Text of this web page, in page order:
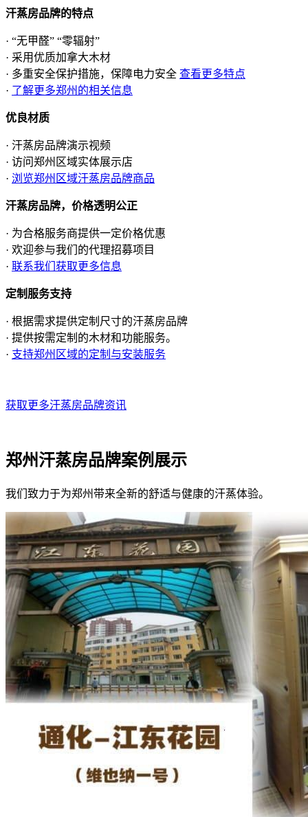
汗蒸房品牌的特点
· “无甲醛” “零辐射”
· 采用优质加拿大木材
· 多重安全保护措施，保障电力安全 查看更多特点
· 了解更多郑州的相关信息
优良材质
· 汗蒸房品牌演示视频
· 访问郑州区域实体展示店
· 浏览郑州区域汗蒸房品牌商品
汗蒸房品牌，价格透明公正
· 为合格服务商提供一定价格优惠
· 欢迎参与我们的代理招募项目
· 联系我们获取更多信息
定制服务支持
· 根据需求提供定制尺寸的汗蒸房品牌
· 提供按需定制的木材和功能服务。
· 支持郑州区域的定制与安装服务
获取更多汗蒸房品牌资讯
郑州汗蒸房品牌案例展示
我们致力于为郑州带来全新的舒适与健康的汗蒸体验。